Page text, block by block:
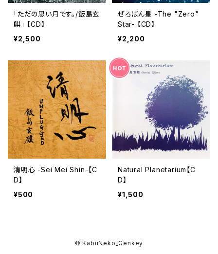
「ただの思い月です。/飯島玄
麒」 【CD】
¥2,500
ぜろばん星 -The "Zero"
Star- 【CD】
¥2,200
清明心 -Sei Mei Shin-【C
D】
¥500
Natural Planetarium【C
D】
¥1,500
© KabuNeko_Genkey